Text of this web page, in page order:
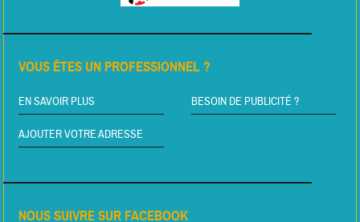
VOUS ÊTES UN PROFESSIONNEL ?
EN SAVOIR PLUS BESOIN DE PUBLICITÉ ?
AJOUTER VOTRE ADRESSE
NOUS SUIVRE SUR FACEBOOK